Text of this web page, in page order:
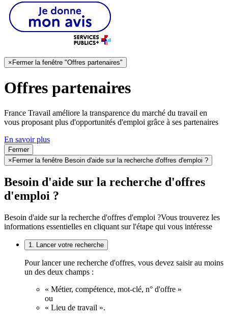
×Fermer la fenêtre "Offres partenaires"
Offres partenaires
France Travail améliore la transparence du marché du travail en
vous proposant plus d'opportunités d'emploi grâce à ses partenaires
En savoir plus
Fermer
×Fermer la fenêtre Besoin d'aide sur la recherche d'offres d'emploi ?
Besoin d'aide sur la recherche d'offres
d'emploi ?
Besoin d'aide sur la recherche d'offres d'emploi ?Vous trouverez les
informations essentielles en cliquant sur l'étape qui vous intéresse
1. Lancer votre recherche
Pour lancer une recherche d'offres, vous devez saisir au moins
un des deux champs :
« Métier, compétence, mot-clé, n° d'offre »
ou
« Lieu de travail ».